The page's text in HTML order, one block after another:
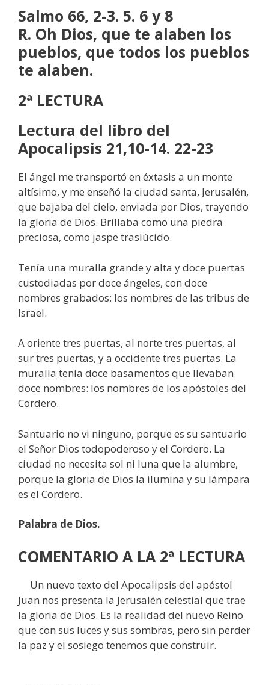
Salmo 66, 2-3. 5. 6 y 8
R. Oh Dios, que te alaben los
pueblos, que todos los pueblos
te alaben.
2ª LECTURA
Lectura del libro del
Apocalipsis 21,10-14. 22-23
El ángel me transportó en éxtasis a un monte
altísimo, y me enseñó la ciudad santa, Jerusalén,
que bajaba del cielo, enviada por Dios, trayendo
la gloria de Dios. Brillaba como una piedra
preciosa, como jaspe traslúcido.
Tenía una muralla grande y alta y doce puertas
custodiadas por doce ángeles, con doce
nombres grabados: los nombres de las tribus de
Israel.
A oriente tres puertas, al norte tres puertas, al
sur tres puertas, y a occidente tres puertas. La
muralla tenía doce basamentos que llevaban
doce nombres: los nombres de los apóstoles del
Cordero.
Santuario no vi ninguno, porque es su santuario
el Señor Dios todopoderoso y el Cordero. La
ciudad no necesita sol ni luna que la alumbre,
porque la gloria de Dios la ilumina y su lámpara
es el Cordero.
Palabra de Dios.
COMENTARIO A LA 2ª LECTURA
Un nuevo texto del Apocalipsis del apóstol
Juan nos presenta la Jerusalén celestial que trae
la gloria de Dios. Es la realidad del nuevo Reino
que con sus luces y sus sombras, pero sin perder
la paz y el sosiego tenemos que construir.